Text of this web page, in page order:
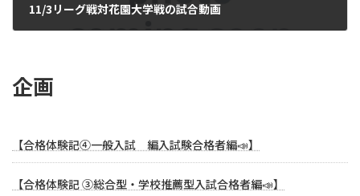
11/3リーグ戦対花園大学戦の試合動画
2024年11月5日
企画
【合格体験記④一般入試 編入試験合格者編📣】
【合格体験記 ③総合型・学校推薦型入試合格者編📣】